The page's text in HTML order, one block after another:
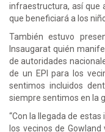
infraestructura, así que
que beneficiará a los
También estuvo
Insaugarat quién
de autoridades
de un EPI para los
sentimos incluidos
siempre sentimos en la
“Con la llegada de
los vecinos de